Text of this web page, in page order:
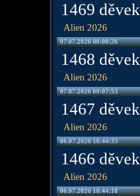
1469 děvek
Alien 2026
07.07.2026 00:08:26
1468 děvek
Alien 2026
07.07.2026 00:07:53
1467 děvek
Alien 2026
06.07.2026 18:44:35
1466 děvek
Alien 2026
06.07.2026 18:44:18